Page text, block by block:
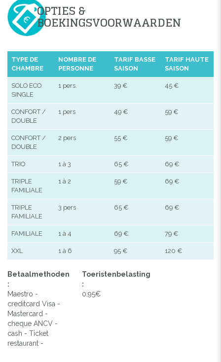
OPTIES &
BOEKINGSVOORWAARDEN
TYPE DE
CHAMBRE
NOMBRE DE
PERSONNE
TARIF BASSE
SAISON
TARIF HAUTE
SAISON
SOLO ECO
SINGLE
1 pers. 39 € 45 €
CONFORT /
DOUBLE
1 pers 49 € 59 €
CONFORT /
DOUBLE
2 pers 55 € 59 €
TRIO 1 à 3 65 € 69 €
TRIPLE
FAMILIALE
1 à 2 59 € 69 €
TRIPLE
FAMILIALE
3 pers 65 € 69 €
FAMILIALE 1 à 4 69 € 79 €
XXL 1 à 6 95 € 120 €
Betaalmethoden
:
Maestro -
creditcard Visa -
Mastercard -
cheque ANCV -
cash - Ticket
restaurant -
Toeristenbelasting
:
0,95€